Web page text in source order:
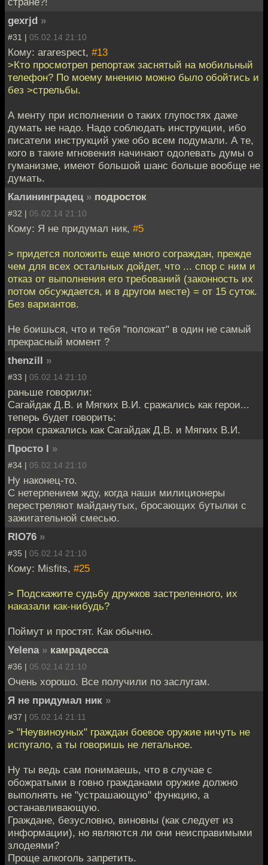
gexrjd »
#31 | 05.02.14 21:10
Кому: ararespect, #13
>Кто просмотрел репортаж заснятый на мобильный
телефон? По моему мнению можно было обойтись и
без >стрельбы.
А менту при исполнении о таких глупостях даже
думать не надо. Надо соблюдать инструкции, ибо
писатели инструкций уже обо всем подумали. А те,
кого в такие мгновения начинают одолевать думы о
гуманизме, имеют большой шанс больше вообще не
думать.
Калининградец » подросток
#32 | 05.02.14 21:10
Кому: Я не придумал ник, #5
> придется положить еще много сограждан, прежде
чем для всех остальных дойдет, что ... спор с ним и
отказ от выполнения его требований (законность их
потом обсуждается, и в другом месте) = от 15 суток.
Без вариантов.
Не боишься, что и тебя "положат" в один не самый
прекрасный момент ?
thenzill »
#33 | 05.02.14 21:10
раньше говорили:
Сагайдак Д.В. и Мягких В.И. сражались как герои...
теперь будет говорить:
герои сражались как Сагайдак Д.В. и Мягких В.И.
Просто I »
#34 | 05.02.14 21:10
Ну наконец-то.
С нетерпением жду, когда наши милиционеры
перестреляют майданутых, бросающих бутылки с
зажигательной смесью.
RIO76 »
#35 | 05.02.14 21:10
Кому: Misfits, #25
> Подскажите судьбу дружков застреленного, их
наказали как-нибудь?
Поймут и простят. Как обычно.
Yelena » камрадесса
#36 | 05.02.14 21:10
Очень хорошо. Все получили по заслугам.
Я не придумал ник »
#37 | 05.02.14 21:11
> "Неувиноуных" граждан боевое оружие ничуть не
испугало, а ты говоришь не летальное.
Ну ты ведь сам понимаешь, что в случае с
обожратыми в говно гражданами оружие должно
выполнять не "устрашающую" функцию, а
останавливающую.
Граждане, безусловно, виновны (как следует из
информации), но являются ли они неисправимыми
злодеями?
Проще алкоголь запретить.